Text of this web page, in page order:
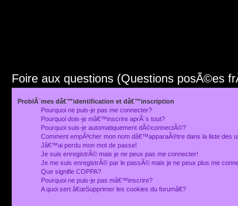
Foire aux questions (Questions posÃ©es
ProblÃ¨mes dâ€™identification et dâ€™inscription
Pourquoi ne puis-je pas me connecter?
Pourquoi dois-je mâ€™inscrire aprÃ¨s tout?
Pourquoi suis-je automatiquement dÃ©connectÃ©?
Comment empÃªcher mon nom dâ€™apparaÃ®tre dans la liste des
Jâ€™ai perdu mon mot de passe!
Je suis enregistrÃ© mais je ne peux pas me connecter!
Je me suis enregistrÃ© par le passÃ© mais je ne peux plus me
Que signifie COPPA?
Pourquoi ne puis-je pas mâ€™inscrire?
A quoi sert â€œSupprimer les cookies du forumâ€?